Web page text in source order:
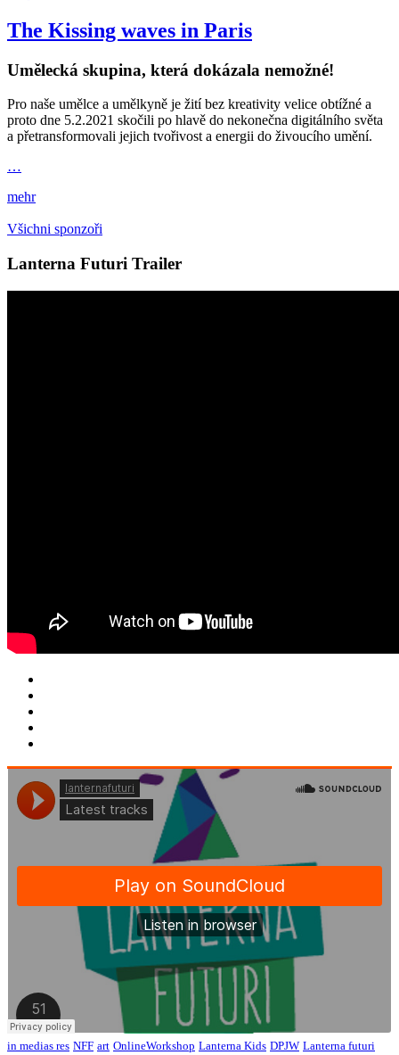
The Kissing waves in Paris
Umělecká skupina, která dokázala nemožné!
Pro naše umělce a umělkyně je žití bez kreativity velice obtížné a
proto dne 5.2.2021 skočili po hlavě do nekonečna digitálního světa
a přetransformovali jejich tvořivost a energii do živoucího umění.
…
mehr
Všichni sponzoři
Lanterna Futuri Trailer
in medias res NFF art OnlineWorkshop Lanterna Kids DPJW Lanterna futuri